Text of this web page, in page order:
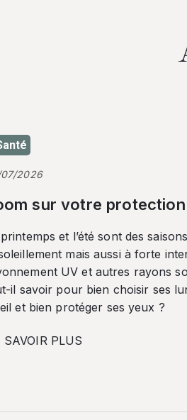
2026
sur votre
et l’été sont des
mais aussi à forte
UV et autres rayons
il savoir pour bien choisir ses
et bien protéger ses yeux ?
SAVOIR PLUS